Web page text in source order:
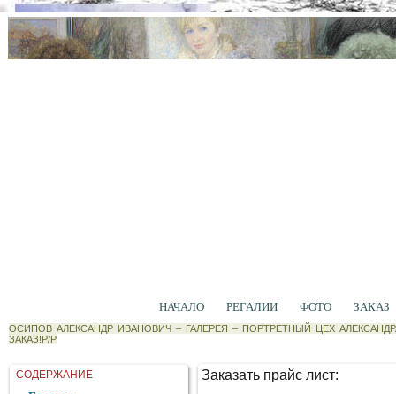
НАЧАЛО РЕГАЛИИ ФОТО ЗАКАЗ
ОСИПОВ АЛЕКСАНДР ИВАНОВИЧ – ГАЛЕРЕЯ – ПОРТРЕТНЫЙ ЦЕХ
ЗАКАЗ!P/P
СОДЕРЖАНИЕ Заказать прайс лист: